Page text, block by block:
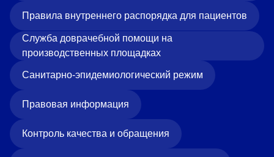
Правила внутреннего распорядка для пациентов
Служба доврачебной помощи на
производственных площадках
Санитарно-эпидемиологический режим
Правовая информация
Контроль качества и обращения